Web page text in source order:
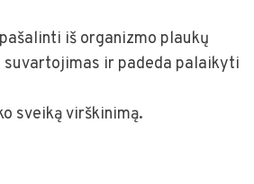
iš organizmo plaukų
suvartojimas ir padeda palaikyti
sveiką virškinimą.